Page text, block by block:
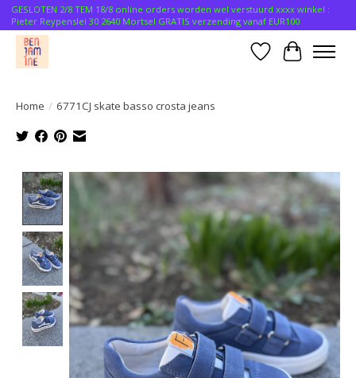
GESLOTEN 2/8 TEM 18/8 online orders worden wel verstuurd xxxx winkel :
Pieter Reypenslei 30 2640 Mortsel GRATIS verzending vanaf EUR100
Verlanglijst
Home / 6771CJ skate basso crosta jeans
Product image slideshow Items